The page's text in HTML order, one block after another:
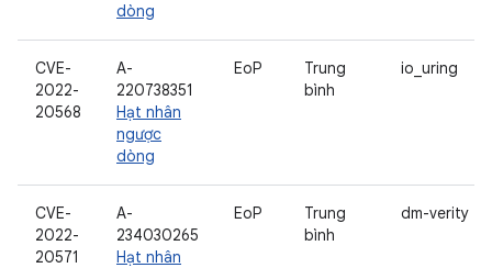
dòng
CVE-
2022-
20568
A-
220738351
Hạt nhân
ngược
dòng
EoP
Trung
bình
io_uring
CVE-
2022-
20571
A-
234030265
Hạt nhân
EoP
Trung
bình
dm-verity